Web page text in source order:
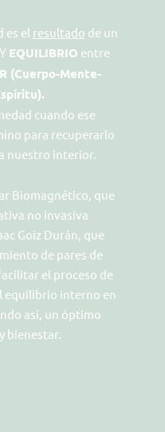
es el resultado de un
Y EQUILIBRIO entre
(Cuerpo-Mente-
cuando ese
para recuperarlo
nuestro interior.
Biomagnético, que
no invasiva
Goiz Durán, que
de pares de
el proceso de
equilibrio interno en
así, un óptimo
bienestar.